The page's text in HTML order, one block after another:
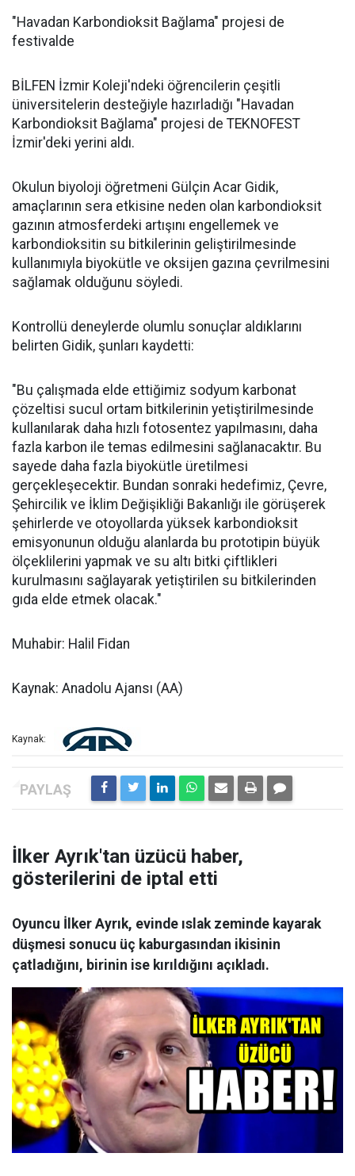
"Havadan Karbondioksit Bağlama" projesi de
festivalde
BİLFEN İzmir Koleji'ndeki öğrencilerin çeşitli
üniversitelerin desteğiyle hazırladığı "Havadan
Karbondioksit Bağlama" projesi de TEKNOFEST
İzmir'deki yerini aldı.
Okulun biyoloji öğretmeni Gülçin Acar Gidik,
amaçlarının sera etkisine neden olan karbondioksit
gazının atmosferdeki artışını engellemek ve
karbondioksitin su bitkilerinin geliştirilmesinde
kullanımıyla biyokütle ve oksijen gazına çevrilmesini
sağlamak olduğunu söyledi.
Kontrollü deneylerde olumlu sonuçlar aldıklarını
belirten Gidik, şunları kaydetti:
"Bu çalışmada elde ettiğimiz sodyum karbonat
çözeltisi sucul ortam bitkilerinin yetiştirilmesinde
kullanılarak daha hızlı fotosentez yapılmasını, daha
fazla karbon ile temas edilmesini sağlanacaktır. Bu
sayede daha fazla biyokütle üretilmesi
gerçekleşecektir. Bundan sonraki hedefimiz, Çevre,
Şehircilik ve İklim Değişikliği Bakanlığı ile görüşerek
şehirlerde ve otoyollarda yüksek karbondioksit
emisyonunun olduğu alanlarda bu prototipin büyük
ölçeklilerini yapmak ve su altı bitki çiftlikleri
kurulmasını sağlayarak yetiştirilen su bitkilerinden
gıda elde etmek olacak."
Muhabir: Halil Fidan
Kaynak: Anadolu Ajansı (AA)
Kaynak:
İlker Ayrık'tan üzücü haber,
gösterilerini de iptal etti
Oyuncu İlker Ayrık, evinde ıslak zeminde kayarak
düşmesi sonucu üç kaburgasından ikisinin
çatladığını, birinin ise kırıldığını açıkladı.